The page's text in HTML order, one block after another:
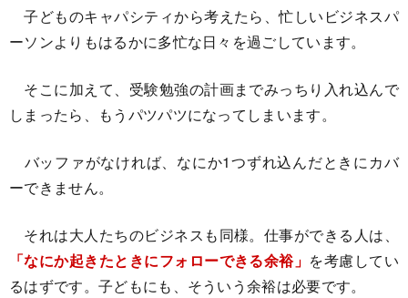
子どものキャパシティから考えたら、忙しいビジネスパ
ーソンよりもはるかに多忙な日々を過ごしています。
そこに加えて、受験勉強の計画までみっちり入れ込んで
しまったら、もうパツパツになってしまいます。
バッファがなければ、なにか1つずれ込んだときにカバ
ーできません。
それは大人たちのビジネスも同様。仕事ができる人は、
「なにか起きたときにフォローできる余裕」 を考慮してい
るはずです。子どもにも、そういう余裕は必要です。